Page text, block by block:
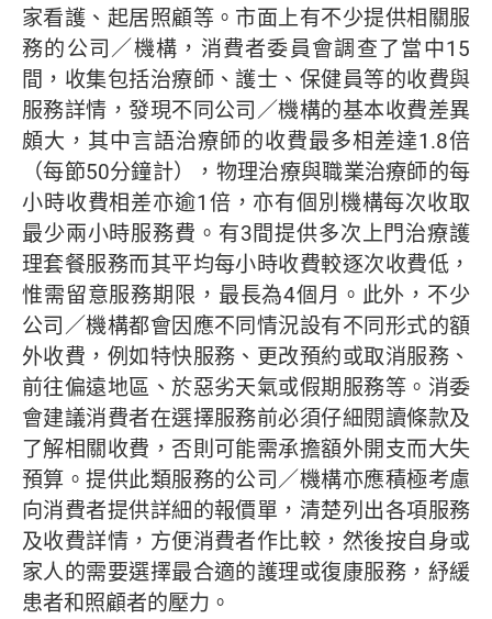
家看護、起居照顧等。市面上有不少提供相關服
務的公司／機構，消費者委員會調查了當中15
間，收集包括治療師、護士、保健員等的收費與
服務詳情，發現不同公司／機構的基本收費差異
頗大，其中言語治療師的收費最多相差達1.8倍
（每節50分鐘計），物理治療與職業治療師的每
小時收費相差亦逾1倍，亦有個別機構每次收取
最少兩小時服務費。有3間提供多次上門治療護
理套餐服務而其平均每小時收費較逐次收費低，
惟需留意服務期限，最長為4個月。此外，不少
公司／機構都會因應不同情況設有不同形式的額
外收費，例如特快服務、更改預約或取消服務、
前往偏遠地區、於惡劣天氣或假期服務等。消委
會建議消費者在選擇服務前必須仔細閱讀條款及
了解相關收費，否則可能需承擔額外開支而大失
預算。提供此類服務的公司／機構亦應積極考慮
向消費者提供詳細的報價單，清楚列出各項服務
及收費詳情，方便消費者作比較，然後按自身或
家人的需要選擇最合適的護理或復康服務，紓緩
患者和照顧者的壓力。